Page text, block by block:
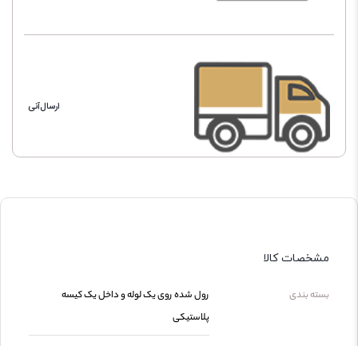
ارسال‌آنی
مشخصات کالا
بسته بندی
رول شده روی یک لوله و داخل یک کیسه
پلاستیکی